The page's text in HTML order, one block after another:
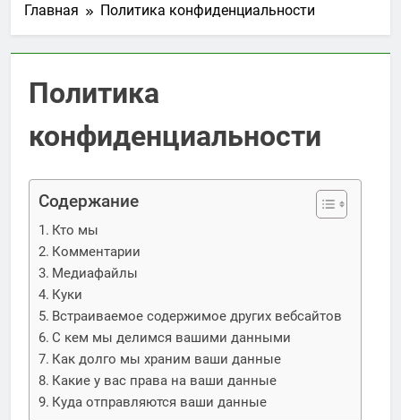
Главная Политика конфиденциальности
Политика
конфиденциальности
Содержание
Кто мы
Комментарии
Медиафайлы
Куки
Встраиваемое содержимое других вебсайтов
С кем мы делимся вашими данными
Как долго мы храним ваши данные
Какие у вас права на ваши данные
Куда отправляются ваши данные